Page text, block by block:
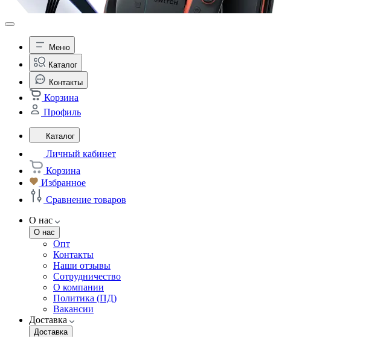
Меню
Каталог
Контакты
Корзина
Профиль
Каталог
Личный кабинет
Корзина
Избранное
Сравнение товаров
О нас
О нас
Опт
Контакты
Наши отзывы
Сотрудничество
О компании
Политика (ПД)
Вакансии
Доставка
Доставка